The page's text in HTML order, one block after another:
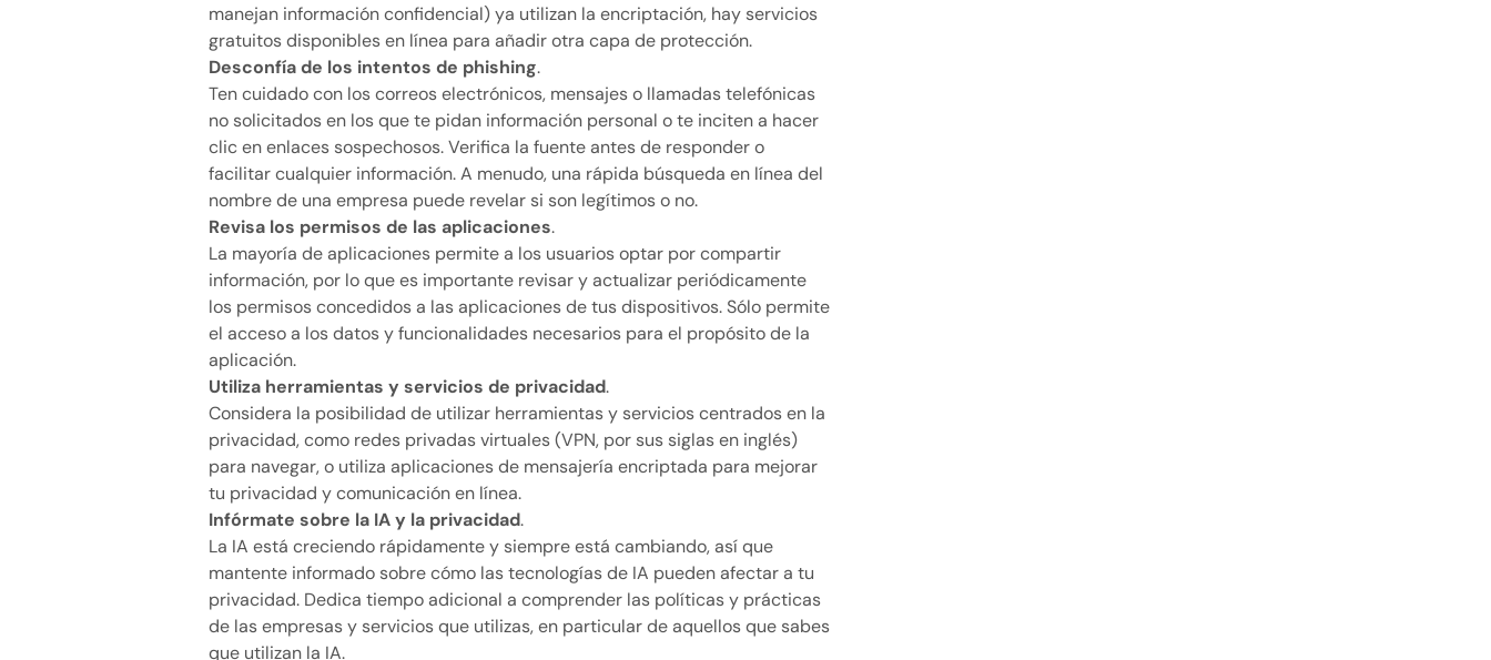
manejan información confidencial) ya utilizan la encriptación, hay servicios
gratuitos disponibles en línea para añadir otra capa de protección.
Desconfía de los intentos de phishing.
Ten cuidado con los correos electrónicos, mensajes o llamadas telefónicas
no solicitados en los que te pidan información personal o te inciten a hacer
clic en enlaces sospechosos. Verifica la fuente antes de responder o
facilitar cualquier información. A menudo, una rápida búsqueda en línea del
nombre de una empresa puede revelar si son legítimos o no.
Revisa los permisos de las aplicaciones.
La mayoría de aplicaciones permite a los usuarios optar por compartir
información, por lo que es importante revisar y actualizar periódicamente
los permisos concedidos a las aplicaciones de tus dispositivos. Sólo permite
el acceso a los datos y funcionalidades necesarios para el propósito de la
aplicación.
Utiliza herramientas y servicios de privacidad.
Considera la posibilidad de utilizar herramientas y servicios centrados en la
privacidad, como redes privadas virtuales (VPN, por sus siglas en inglés)
para navegar, o utiliza aplicaciones de mensajería encriptada para mejorar
tu privacidad y comunicación en línea.
Infórmate sobre la IA y la privacidad.
La IA está creciendo rápidamente y siempre está cambiando, así que
mantente informado sobre cómo las tecnologías de IA pueden afectar a tu
privacidad. Dedica tiempo adicional a comprender las políticas y prácticas
de las empresas y servicios que utilizas, en particular de aquellos que sabes
que utilizan la IA.